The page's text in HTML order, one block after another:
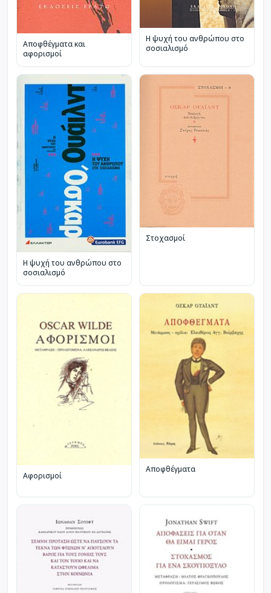
Αποφθέγματα και
αφορισμοί
Η ψυχή του ανθρώπου στο
σοσιαλισμό
Η ψυχή του ανθρώπου στο
σοσιαλισμό
Στοχασμοί
Αφορισμοί
Αποφθέγματα